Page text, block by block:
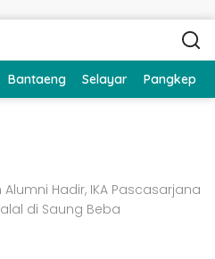
Bantaeng Selayar Pangkep
Alumni Hadir, IKA Pascasarjana
di Saung Beba